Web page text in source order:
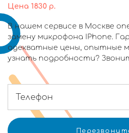
Цена 1830 р.
В нашем сервисе в Москве
замену микрофона IPhone.
адекватные цены, опытные
узнать подробности?